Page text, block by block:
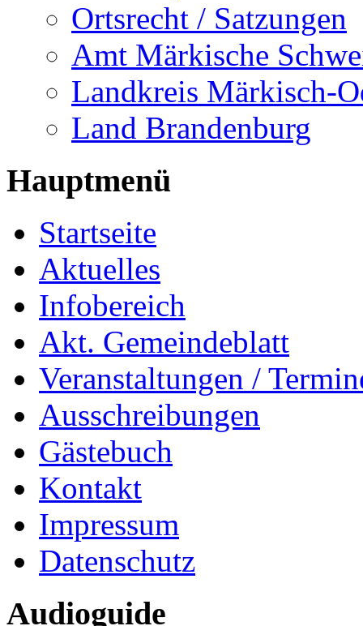
Ortsrecht / Satzungen
Amt Märkische
Landkreis Märkisch-
Land Brandenburg
Hauptmenü
Startseite
Aktuelles
Infobereich
Akt. Gemeindeblatt
Veranstaltungen /
Ausschreibungen
Gästebuch
Kontakt
Impressum
Datenschutz
Audioguide